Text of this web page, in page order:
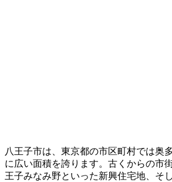
八王子市は、東京都の市区町村では奥
に広い面積を誇ります。古くからの市
王子みなみ野といった新興住宅地、そ